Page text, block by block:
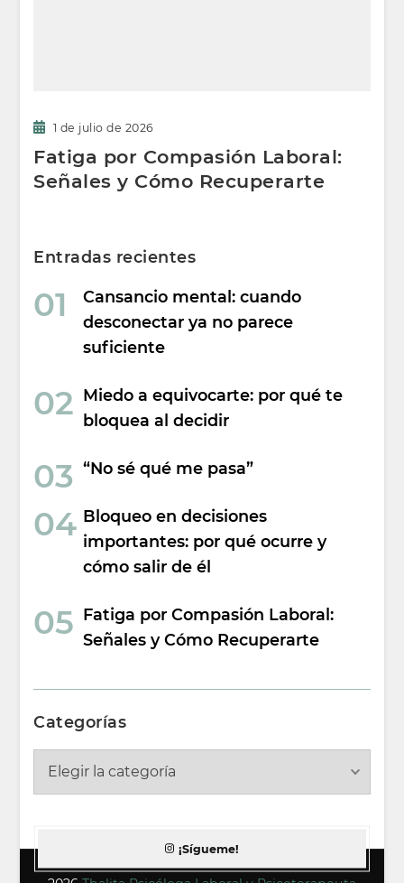
1 de julio de 2026
Fatiga por Compasión Laboral:
Señales y Cómo Recuperarte
Entradas recientes
Cansancio mental: cuando
desconectar ya no parece
suficiente
Miedo a equivocarte: por qué te
bloquea al decidir
“No sé qué me pasa”
Bloqueo en decisiones
importantes: por qué ocurre y
cómo salir de él
Fatiga por Compasión Laboral:
Señales y Cómo Recuperarte
Categorías
Categorías
¡Sígueme!